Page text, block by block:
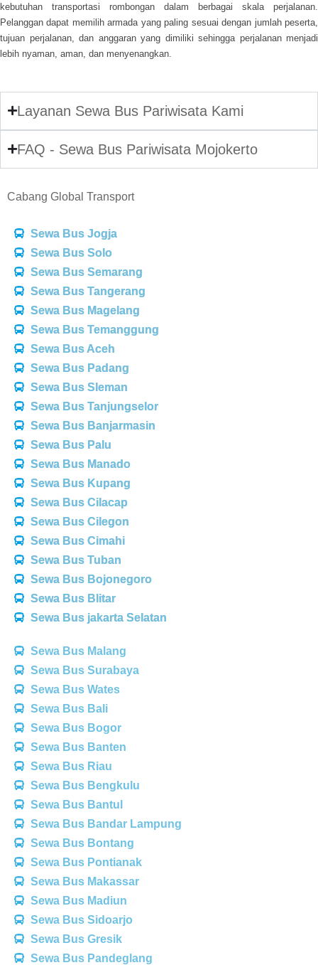
kebutuhan transportasi rombongan dalam berbagai skala perjalanan.
Pelanggan dapat memilih armada yang paling sesuai dengan jumlah peserta,
tujuan perjalanan, dan anggaran yang dimiliki sehingga perjalanan menjadi
lebih nyaman, aman, dan menyenangkan.
Layanan Sewa Bus Pariwisata Kami
FAQ - Sewa Bus Pariwisata Mojokerto
Cabang Global Transport
Sewa Bus Jogja
Sewa Bus Solo
Sewa Bus Semarang
Sewa Bus Tangerang
Sewa Bus Magelang
Sewa Bus Temanggung
Sewa Bus Aceh
Sewa Bus Padang
Sewa Bus Sleman
Sewa Bus Tanjungselor
Sewa Bus Banjarmasin
Sewa Bus Palu
Sewa Bus Manado
Sewa Bus Kupang
Sewa Bus Cilacap
Sewa Bus Cilegon
Sewa Bus Cimahi
Sewa Bus Tuban
Sewa Bus Bojonegoro
Sewa Bus Blitar
Sewa Bus jakarta Selatan
Sewa Bus Malang
Sewa Bus Surabaya
Sewa Bus Wates
Sewa Bus Bali
Sewa Bus Bogor
Sewa Bus Banten
Sewa Bus Riau
Sewa Bus Bengkulu
Sewa Bus Bantul
Sewa Bus Bandar Lampung
Sewa Bus Bontang
Sewa Bus Pontianak
Sewa Bus Makassar
Sewa Bus Madiun
Sewa Bus Sidoarjo
Sewa Bus Gresik
Sewa Bus Pandeglang